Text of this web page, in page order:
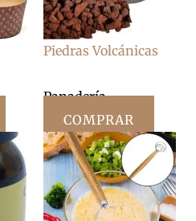
Piedras Volcánicas
Panadería
COMPRAR